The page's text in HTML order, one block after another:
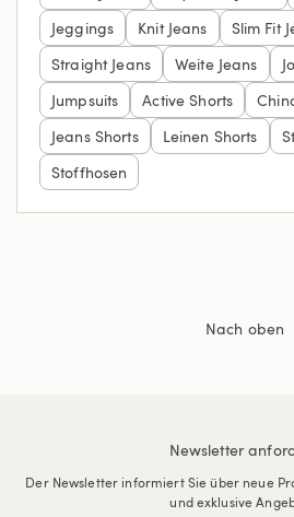
Jeggings
Knit Jeans
Slim Fit
Straight Jeans
Weite Jeans
Jumpsuits
Active Shorts
Jeans Shorts
Leinen Shorts
Stoffhosen
Nach oben
Newsletter
Der Newsletter informiert Sie über neue
und exklusive